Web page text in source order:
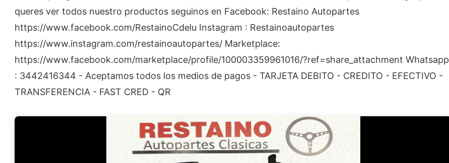
queres ver todos nuestro productos seguinos en Facebook: Restaino Autopartes
https://www.facebook.com/RestainoCdelu Instagram : Restainoautopartes
https://www.instagram.com/restainoautopartes/ Marketplace:
https://www.facebook.com/marketplace/profile/100003359961016/?ref=share_attachment Whatsapp
: 3442416344 - Aceptamos todos los medios de pagos - TARJETA DEBITO - CREDITO - EFECTIVO -
TRANSFERENCIA - FAST CRED - QR